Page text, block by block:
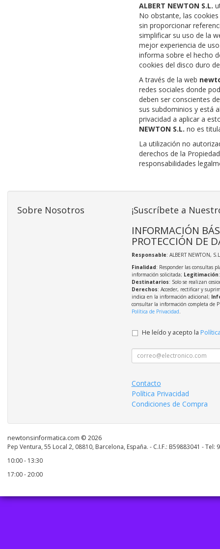
ALBERT NEWTON S.L.
No obstante, las
sin proporcionar
simplificar su uso de la
mejor experiencia de
informa sobre el hecho
cookies del disco duro
A través de la web
redes sociales donde
deben ser conscientes
sus subdominios y está
privacidad a aplicar a
NEWTON S.L. no es
La utilización no
derechos de la
responsabilidades
Sobre Nosotros ¡Suscríbete a
INFORMACIÓN
PROTECCIÓN DE
Responsable: ALBERT NEWTON,
Finalidad: Responder las consultas
información solicitada; Legitimación
Destinatarios: Solo se realizan
Derechos: Acceder, rectificar y
indica en la información adicional;
consultar la información completa de
Política de Privacidad.
He leído y acepto la
Contacto
Política Privacidad
Condiciones de Compra
newtonsinformatica.com © 2026
Pep Ventura, 55 Local 2, 08810, Barcelona, España. - C.I.F.: B59883041 - Tel:
10:00 - 13:30
17:00 - 20:00